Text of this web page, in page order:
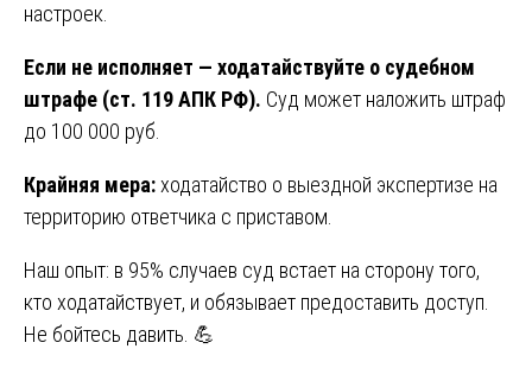
настроек.
Если не исполняет — ходатайствуйте о судебном
штрафе (ст. 119 АПК РФ). Суд может наложить штраф
до 100 000 руб.
Крайняя мера:ходатайство о выездной экспертизе на
территорию ответчика с приставом.
Наш опыт: в 95% случаев суд встает на сторону того,
кто ходатайствует, и обязывает предоставить доступ.
Не бойтесь давить. 💪